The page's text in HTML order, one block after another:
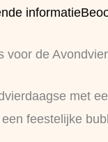
informatie
voor de
met
feestelijke